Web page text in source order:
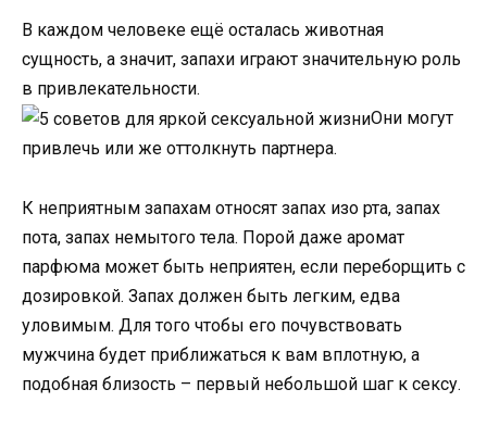
В каждом человеке ещё осталась животная
сущность, а значит, запахи играют значительную роль
в привлекательности.
Они могут
привлечь или же оттолкнуть партнера.
К неприятным запахам относят запах изо рта, запах
пота, запах немытого тела. Порой даже аромат
парфюма может быть неприятен, если переборщить с
дозировкой. Запах должен быть легким, едва
уловимым. Для того чтобы его почувствовать
мужчина будет приближаться к вам вплотную, а
подобная близость – первый небольшой шаг к сексу.